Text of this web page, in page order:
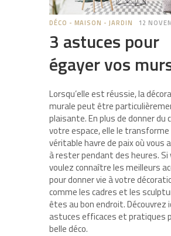
DÉCO - MAISON - JARDIN 12
3 astuces pour
égayer vos
Lorsqu’elle est réussie, la
murale peut être
plaisante. En plus de donner du
votre espace, elle le transforme
véritable havre de paix où vous
à rester pendant des heures. Si
voulez connaître les meilleurs
pour donner vie à votre
comme les cadres et les
êtes au bon endroit. Découvrez
astuces efficaces et pratiques
belle déco.